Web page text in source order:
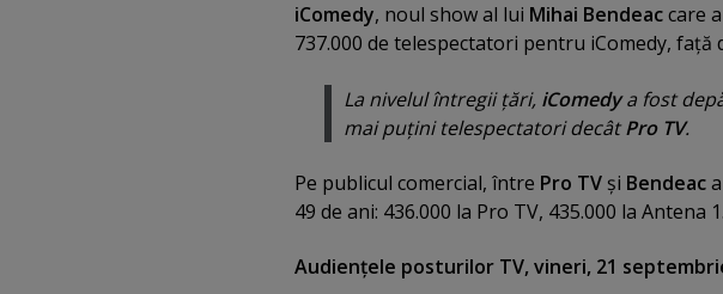
iComedy, noul show al lui Mihai Bendeaccare
737.000 de telespectatori pentru iComedy, faţă
La nivelul întregii ţări, iComedya fost
mai puţini telespectatori decâtPro TV.
Pe publicul comercial, între Pro TV şi Bendeac
49 de ani: 436.000 la Pro TV, 435.000 la Antena 1.
Audienţele posturilor TV, vineri, 21